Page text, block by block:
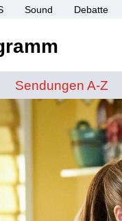
Sound Debatte
Sendungen von
Sendungen A-Z